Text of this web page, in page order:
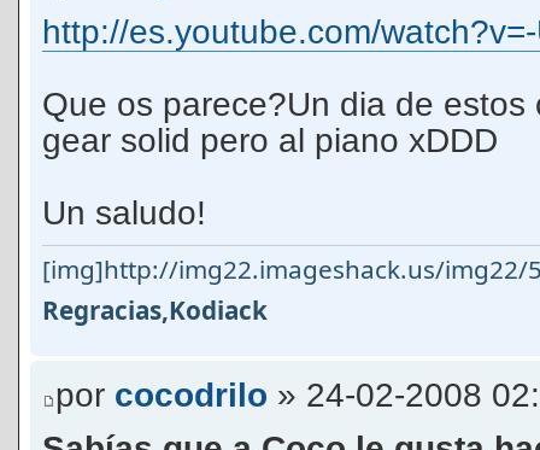
http://es.youtube.com/
Que os parece?Un dia de
gear solid pero al piano xDDD
Un saludo!
[img]http://img22.imageshack.us/
Regracias,Kodiack
por cocodrilo » 24-02-2008